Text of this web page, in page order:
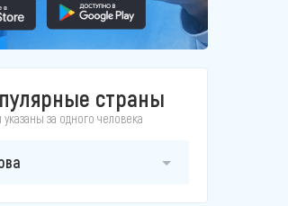
страны
за одного человека